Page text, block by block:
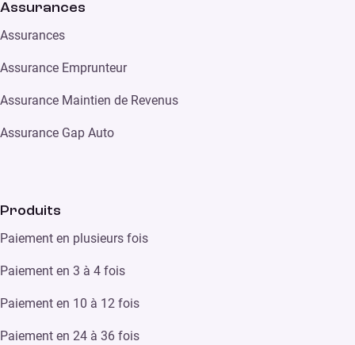
Assurances
Assurances
Assurance Emprunteur
Assurance Maintien de Revenus
Assurance Gap Auto
Produits
Paiement en plusieurs fois
Paiement en 3 à 4 fois
Paiement en 10 à 12 fois
Paiement en 24 à 36 fois